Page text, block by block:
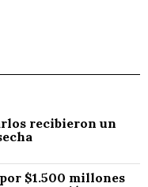
recibieron un
$1.500 millones